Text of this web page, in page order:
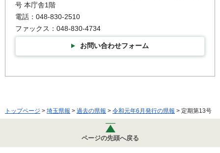
号 本庁舎1階
電話：048-830-2510
ファックス：048-830-4734
お問い合わせフォーム
トップページ > 埼玉県報 > 過去の県報 > 令和元年6月発行の県報 > 定期第13号
ページの先頭へ戻る